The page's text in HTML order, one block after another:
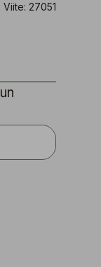
Viite: 27051